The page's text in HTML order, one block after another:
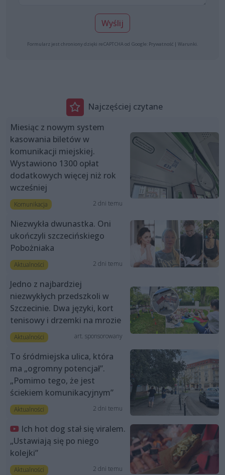
Wyślij
Formularz jest chroniony dzięki reCAPTCHA od Google: Prywatność | Warunki
Najczęściej czytane
Miesiąc z nowym system
kasowania biletów w
komunikacji miejskiej.
Wystawiono 1300 opłat
dodatkowych więcej niż rok
wcześniej
Komunikacja 2 dni temu
Niezwykła dwunastka. Oni
ukończyli szczecińskiego
Pobożniaka
Aktualności 2 dni temu
Jedno z najbardziej
niezwykłych przedszkoli w
Szczecinie. Dwa języki, kort
tenisowy i drzemki na mrozie
Aktualności art. sponsorowany
To śródmiejska ulica, która
ma „ogromny potencjał”.
„Pomimo tego, że jest
ściekiem komunikacyjnym”
Aktualności 2 dni temu
Ich hot dog stał się viralem.
„Ustawiają się po niego
kolejki”
Aktualności 2 dni temu